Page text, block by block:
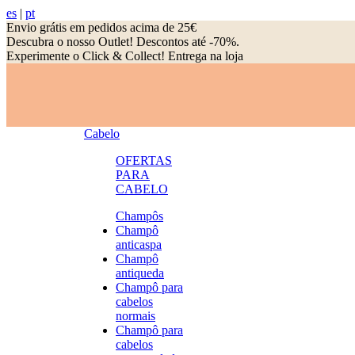
es | pt
Envio grátis em pedidos acima de 25€
Descubra o nosso Outlet! Descontos até -70%.
Experimente o Click & Collect! Entrega na loja
Cabelo
OFERTAS
PARA
CABELO
Champôs
Champô
anticaspa
Champô
antiqueda
Champô para
cabelos
normais
Champô para
cabelos